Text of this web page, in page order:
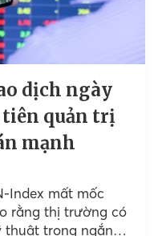
dịch ngày
tiên quản trị
mạnh
Index mất mốc
rằng thị trường có
thuật trong ngắn